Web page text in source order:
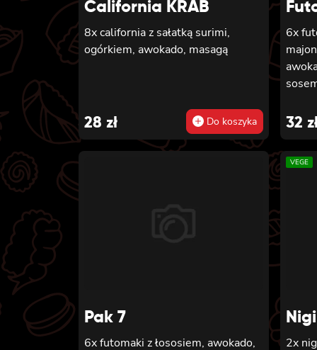
California KRAB
8x california z sałatką surimi,
ogórkiem, awokado, masagą
28 zł Do koszyka
6x
32
Pak 7
6x futomaki z łososiem, awokado,
VEGE
2x